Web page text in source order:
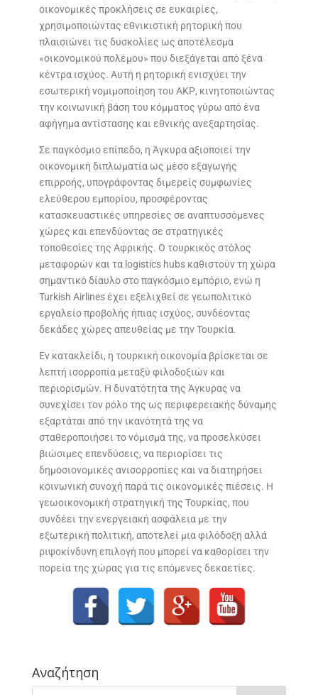
οικονομικές προκλήσεις σε ευκαιρίες,
χρησιμοποιώντας εθνικιστική ρητορική που
πλαισιώνει τις δυσκολίες ως αποτέλεσμα
«οικονομικού πολέμου» που διεξάγεται από ξένα
κέντρα ισχύος. Αυτή η ρητορική ενισχύει την
εσωτερική νομιμοποίηση του ΑΚΡ, κινητοποιώντας
την κοινωνική βάση του κόμματος γύρω από ένα
αφήγημα αντίστασης και εθνικής ανεξαρτησίας.
Σε παγκόσμιο επίπεδο, η Άγκυρα αξιοποιεί την
οικονομική διπλωματία ως μέσο εξαγωγής
επιρροής, υπογράφοντας διμερείς συμφωνίες
ελεύθερου εμπορίου, προσφέροντας
κατασκευαστικές υπηρεσίες σε αναπτυσσόμενες
χώρες και επενδύοντας σε στρατηγικές
τοποθεσίες της Αφρικής. Ο τουρκικός στόλος
μεταφορών και τα logistics hubs καθιστούν τη χώρα
σημαντικό δίαυλο στο παγκόσμιο εμπόριο, ενώ η
Turkish Airlines έχει εξελιχθεί σε γεωπολιτικό
εργαλείο προβολής ήπιας ισχύος, συνδέοντας
δεκάδες χώρες απευθείας με την Τουρκία.
Εν κατακλείδι, η τουρκική οικονομία βρίσκεται σε
λεπτή ισορροπία μεταξύ φιλοδοξιών και
περιορισμών. Η δυνατότητα της Άγκυρας να
συνεχίσει τον ρόλο της ως περιφερειακής δύναμης
εξαρτάται από την ικανότητά της να
σταθεροποιήσει το νόμισμά της, να προσελκύσει
βιώσιμες επενδύσεις, να περιορίσει τις
δημοσιονομικές ανισορροπίες και να διατηρήσει
κοινωνική συνοχή παρά τις οικονομικές πιέσεις. Η
γεωοικονομική στρατηγική της Τουρκίας, που
συνδέει την ενεργειακή ασφάλεια με την
εξωτερική πολιτική, αποτελεί μια φιλόδοξη αλλά
ριψοκίνδυνη επιλογή που μπορεί να καθορίσει την
πορεία της χώρας για τις επόμενες δεκαετίες.
Αναζήτηση